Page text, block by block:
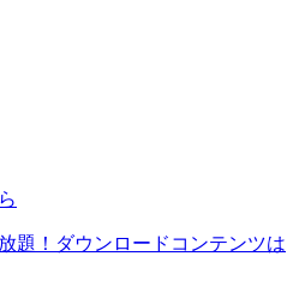
題！ダウンロードコンテンツは